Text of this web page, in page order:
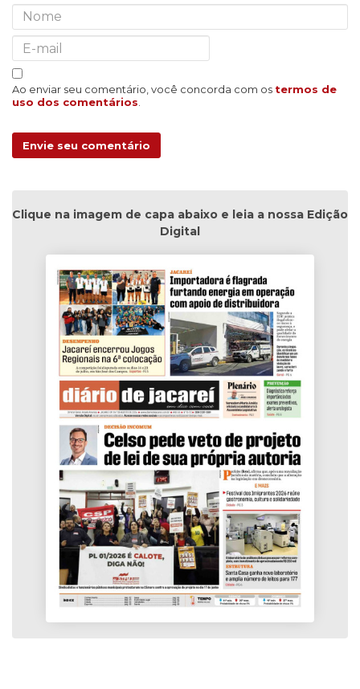
Ao enviar seu comentário, você concorda com os termos de
uso dos comentários
Envie seu comentário
Clique na imagem de capa abaixo e leia a nossa Edição
Digital